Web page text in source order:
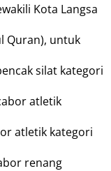
Kota Langsa
Quran), untuk
silat kategori
atletik
atletik kategori
renang